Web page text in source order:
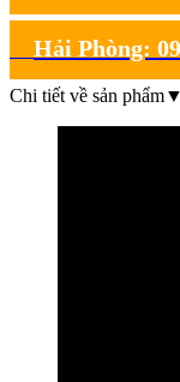
Hải Phòng:
Chi tiết về sản phẩm▼